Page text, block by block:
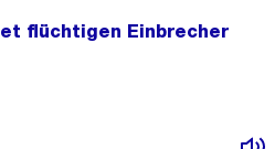
flüchtigen Einbrecher